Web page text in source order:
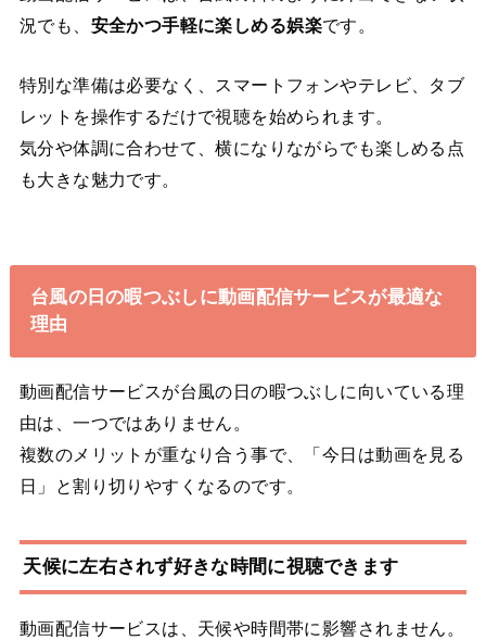
況でも、 安全かつ手軽に楽しめる娯楽です。
特別な準備は必要なく、スマートフォンやテレビ、タブ
レットを操作するだけで視聴を始められます。
気分や体調に合わせて、横になりながらでも楽しめる点
も大きな魅力です。
台風の日の暇つぶしに動画配信サービスが最適な
理由
動画配信サービスが台風の日の暇つぶしに向いている理
由は、一つではありません。
複数のメリットが重なり合う事で、「今日は動画を見る
日」と割り切りやすくなるのです。
天候に左右されず好きな時間に視聴できます
動画配信サービスは、天候や時間帯に影響されません。